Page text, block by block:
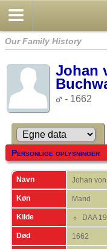
Our Family History
Johan
- 1662
Personlige oplysninger
Navn Johan von
Køn Mand
Kilde DAA
Død 1662